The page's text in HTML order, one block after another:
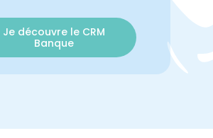
Je découvre le CRM
Banque